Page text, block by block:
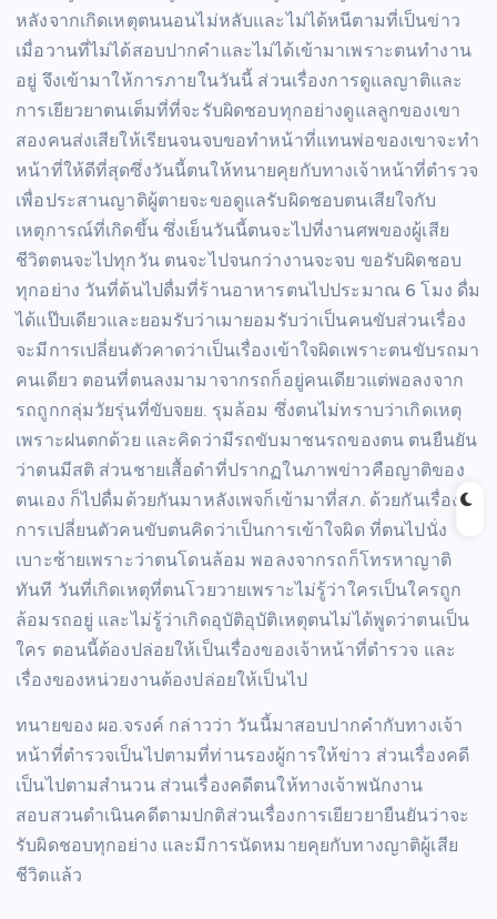
หลังจากเกิดเหตุตนนอนไม่หลับและไม่ได้หนีตามที่เป็นข่าว
เมื่อวานที่ไม่ได้สอบปากคำและไม่ได้เข้ามาเพราะตนทำงาน
อยู่ จึงเข้ามาให้การภายในวันนี้ ส่วนเรื่องการดูแลญาติและ
การเยียวยาตนเต็มที่ที่จะรับผิดชอบทุกอย่างดูแลลูกของเขา
สองคนส่งเสียให้เรียนจนจบขอทำหน้าที่แทนพ่อของเขาจะทำ
หน้าที่ให้ดีที่สุดซึ่งวันนี้ตนให้ทนายคุยกับทางเจ้าหน้าที่ตำรวจ
เพื่อประสานญาติผู้ตายจะขอดูแลรับผิดชอบตนเสียใจกับ
เหตุการณ์ที่เกิดขึ้น ซึ่งเย็นวันนี้ตนจะไปที่งานศพของผู้เสีย
ชีวิตตนจะไปทุกวัน ตนจะไปจนกว่างานจะจบ ขอรับผิดชอบ
ทุกอย่าง วันที่ต้นไปดื่มที่ร้านอาหารตนไปประมาณ 6 โมง ดื่ม
ได้แป๊บเดียวและยอมรับว่าเมายอมรับว่าเป็นคนขับส่วนเรื่อง
จะมีการเปลี่ยนตัวคาดว่าเป็นเรื่องเข้าใจผิดเพราะตนขับรถมา
คนเดียว ตอนที่ตนลงมามาจากรถก็อยู่คนเดียวแต่พอลงจาก
รถถูกกลุ่มวัยรุ่นที่ขับจยย. รุมล้อม ซึ่งตนไม่ทราบว่าเกิดเหตุ
เพราะฝนตกด้วย และคิดว่ามีรถขับมาชนรถของตน ตนยืนยัน
ว่าตนมีสติ ส่วนชายเสื้อดำที่ปรากฏในภาพข่าวคือญาติของ
ตนเอง ก็ไปดื่มด้วยกันมาหลังเพจก็เข้ามาที่สภ. ด้วยกันเรื่อง
การเปลี่ยนตัวคนขับตนคิดว่าเป็นการเข้าใจผิด ที่ตนไปนั่ง
เบาะซ้ายเพราะว่าตนโดนล้อม พอลงจากรถก็โทรหาญาติ
ทันที วันที่เกิดเหตุที่ตนโวยวายเพราะไม่รู้ว่าใครเป็นใครถูก
ล้อมรถอยู่ และไม่รู้ว่าเกิดอุบัติอุบัติเหตุตนไม่ได้พูดว่าตนเป็น
ใคร ตอนนี้ต้องปล่อยให้เป็นเรื่องของเจ้าหน้าที่ตำรวจ และ
เรื่องของหน่วยงานต้องปล่อยให้เป็นไป
ทนายของ ผอ.จรงค์ กล่าวว่า วันนี้มาสอบปากคำกับทางเจ้า
หน้าที่ตำรวจเป็นไปตามที่ท่านรองผู้การให้ข่าว ส่วนเรื่องคดี
เป็นไปตามสำนวน ส่วนเรื่องคดีตนให้ทางเจ้าพนักงาน
สอบสวนดำเนินคดีตามปกติส่วนเรื่องการเยียวยายืนยันว่าจะ
รับผิดชอบทุกอย่าง และมีการนัดหมายคุยกับทางญาติผู้เสีย
ชีวิตแล้ว